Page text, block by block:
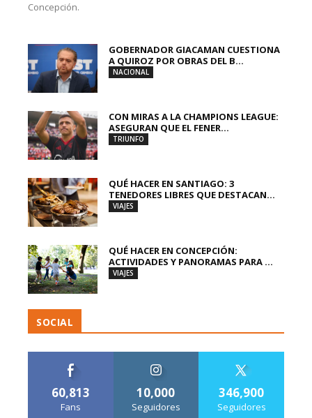
Concepción.
GOBERNADOR GIACAMAN CUESTIONA
A QUIROZ POR OBRAS DEL B...
NACIONAL
CON MIRAS A LA CHAMPIONS LEAGUE:
ASEGURAN QUE EL FENER...
TRIUNFO
QUÉ HACER EN SANTIAGO: 3
TENEDORES LIBRES QUE DESTACAN...
VIAJES
QUÉ HACER EN CONCEPCIÓN:
ACTIVIDADES Y PANORAMAS PARA ...
VIAJES
SOCIAL
60,813
Fans
10,000
Seguidores
346,900
Seguidores